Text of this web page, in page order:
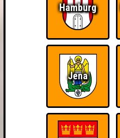
Hamburg
Jena